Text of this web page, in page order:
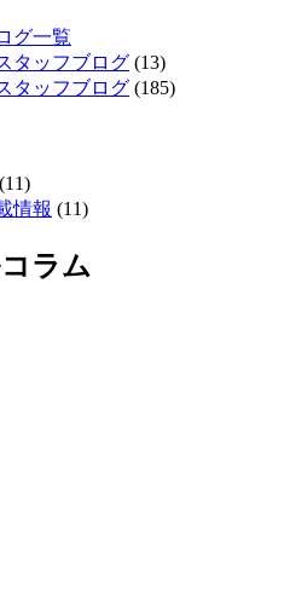
グ一覧
タッフブログ (13)
タッフブログ (185)
(11)
情報 (11)
ラム